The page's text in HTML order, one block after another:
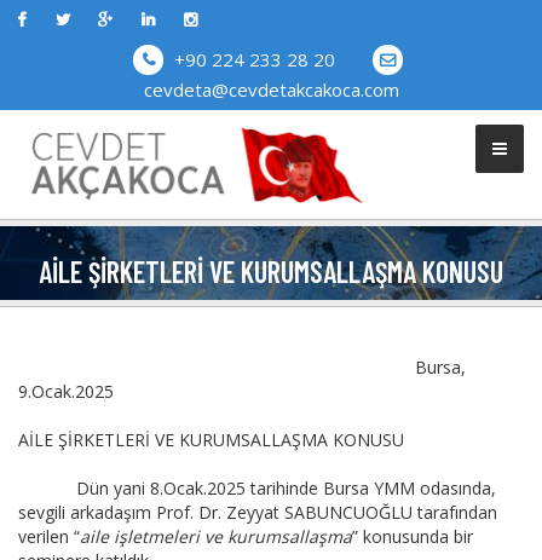
+90 224 233 28 20
cevdeta@cevdetakcakoca.com
AILE ŞIRKETLERI VE KURUMSALLAŞMA KONUSU
Bursa,
9.Ocak.2025
AİLE ŞİRKETLERİ VE KURUMSALLAŞMA KONUSU
Dün yani 8.Ocak.2025 tarihinde Bursa YMM odasında,
sevgili arkadaşım Prof. Dr. Zeyyat SABUNCUOĞLU tarafından
verilen “aile işletmeleri ve kurumsallaşma” konusunda bir